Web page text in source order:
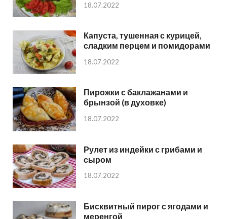
18.07.2022
Капуста, тушенная с курицей,
сладким перцем и помидорами
18.07.2022
Пирожки с баклажанами и
брынзой (в духовке)
18.07.2022
Рулет из индейки с грибами и
сыром
18.07.2022
Бисквитный пирог с ягодами и
меренгой